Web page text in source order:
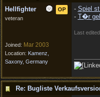
OP
Hellfighter
veteran
Joined: Mar 2003
Location: Kamenz,
Saxony, Germany
- Spiel
- T�r
Last
Re: Bugliste